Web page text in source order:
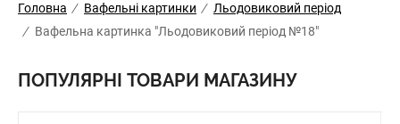
Головна / Вафельні картинки / Льодовиковий період
/ Вафельна картинка "Льодовиковий період №18"
ПОПУЛЯРНІ ТОВАРИ МАГАЗИНУ